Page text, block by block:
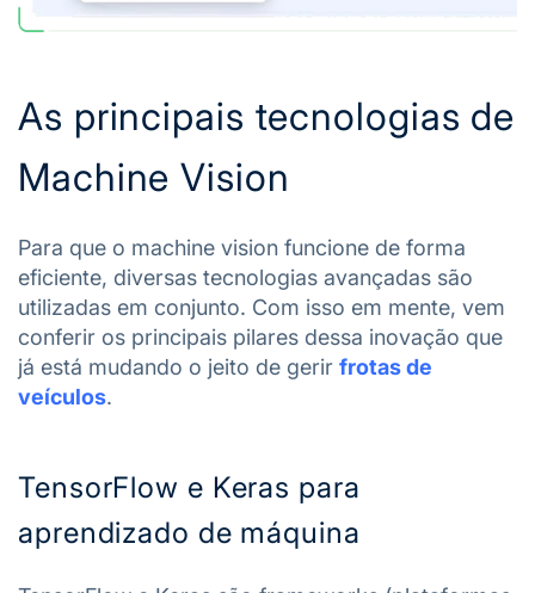
As principais tecnologias de
Machine Vision
Para que o machine vision funcione de forma
eficiente, diversas tecnologias avançadas são
utilizadas em conjunto. Com isso em mente, vem
conferir os principais pilares dessa inovação que
já está mudando o jeito de gerir frotas de
veículos.
TensorFlow e Keras para
aprendizado de máquina